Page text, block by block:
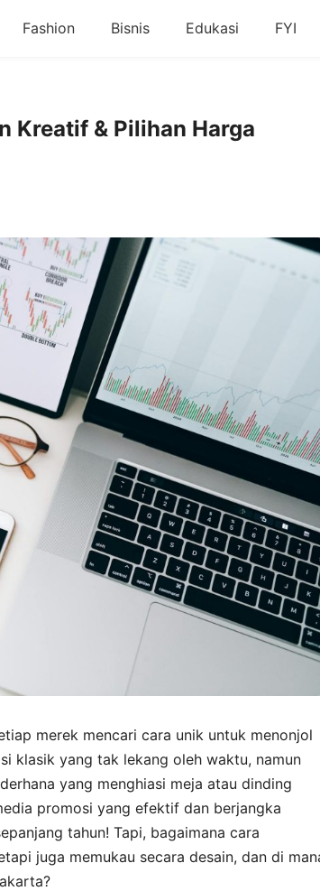
Fashion Bisnis Edukasi FYI
Kreatif & Pilihan Harga
merek mencari cara unik untuk menonjol
klasik yang tak lekang oleh waktu, namun
yang menghiasi meja atau dinding
promosi yang efektif dan berjangka
tahun! Tapi, bagaimana cara
juga memukau secara desain, dan di